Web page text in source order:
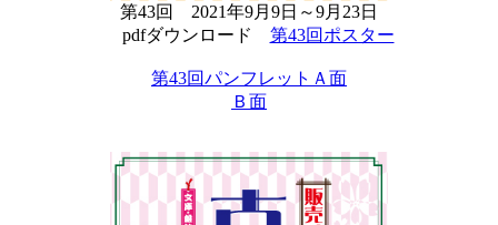
第43回 2021年9月9日～9月23日
pdfダウンロード 第43回ポスター
第43回パンフレットＡ面
Ｂ面